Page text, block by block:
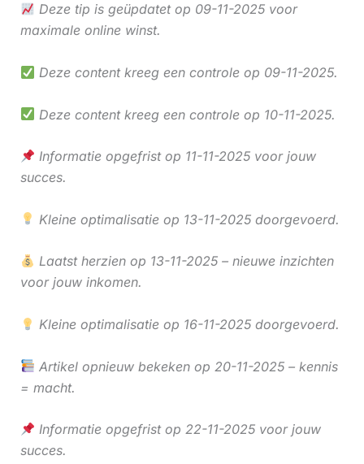
Deze tip is geüpdatet op 09-11-2025 voor
maximale online winst.
Deze content kreeg een controle op 09-11-2025.
Deze content kreeg een controle op 10-11-2025.
Informatie opgefrist op 11-11-2025 voor jouw
succes.
Kleine optimalisatie op 13-11-2025 doorgevoerd.
Laatst herzien op 13-11-2025 – nieuwe inzichten
voor jouw inkomen.
Kleine optimalisatie op 16-11-2025 doorgevoerd.
Artikel opnieuw bekeken op 20-11-2025 – kennis
= macht.
Informatie opgefrist op 22-11-2025 voor jouw
succes.